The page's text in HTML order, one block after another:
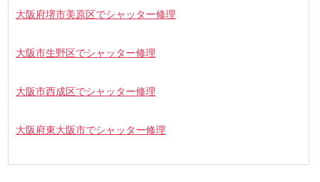
大阪府堺市美原区でシャッター修理
大阪市生野区でシャッター修理
大阪市西成区でシャッター修理
大阪府東大阪市でシャッター修理